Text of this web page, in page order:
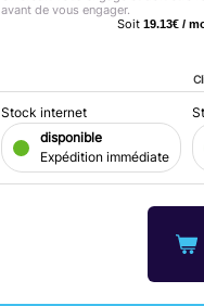
Soit 19.13€ /
avant de vous engager.
Stock internet
disponible
Expédition immédiate